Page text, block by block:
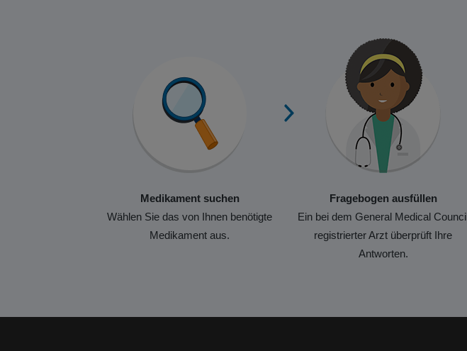
Medikament suchen
Wählen Sie das von Ihnen benötigte
Medikament aus.
Fragebogen ausfüllen
Ein bei dem General Medical Council
registrierter Arzt überprüft Ihre
Antworten.